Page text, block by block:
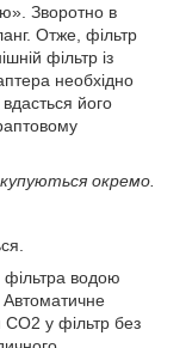
Зворотно в
Отже, фільтр
фільтр із
необхідно
його
окремо.
водою
Автоматичне
у фільтр без